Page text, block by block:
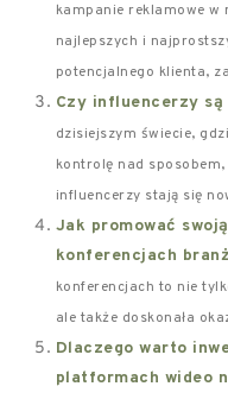
kampanie reklamowe w
najlepszych i
potencjalnego klienta,
Czy influencerzy
dzisiejszym świecie,
kontrolę nad
influencerzy stają się
Jak promować
konferencjach
konferencjach to nie
ale także doskonała
Dlaczego warto
platformach wideo